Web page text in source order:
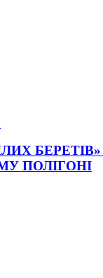
ПОЛІГОНІ